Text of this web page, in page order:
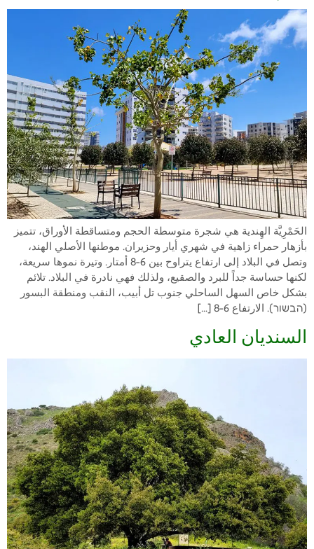
الحَمْرِيَّة الهِندية هي شجرة متوسطة الحجم ومتساقطة الأوراق، تتميز
بأزهار حمراء زاهية في شهري أيار وحزيران. موطنها الأصلي الهند،
وتصل في البلاد إلى ارتفاع يتراوح بين 6-8 أمتار. وتيرة نموها سريعة،
لكنها حساسة جداً للبرد والصقيع، ولذلك فهي نادرة في البلاد. تلائم
بشكل خاص السهل الساحلي جنوب تل أبيب، النقب ومنطقة البسور
(הבשור). الارتفاع 6-8 […]
السنديان العادي